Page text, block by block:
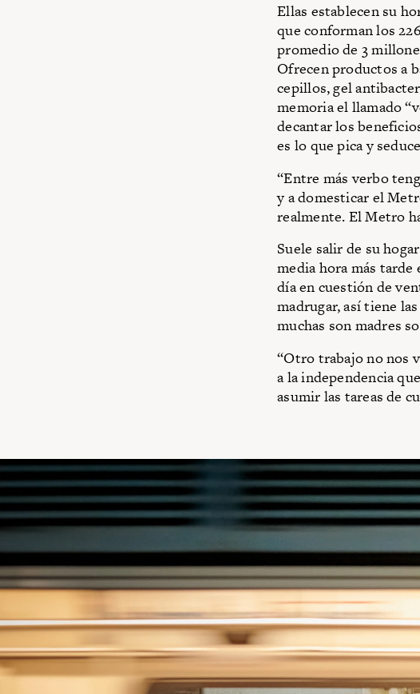
Ellas establecen su
que conforman los
promedio de 3
Ofrecen productos a
cepillos, gel
memoria el llamado
decantar los
es lo que pica y
“Entre más verbo
y a domesticar el
realmente. El Metro
Suele salir de su
media hora más tarde
día en cuestión de
madrugar, así tiene
muchas son madres
“Otro trabajo no nos
a la independencia
asumir las tareas de